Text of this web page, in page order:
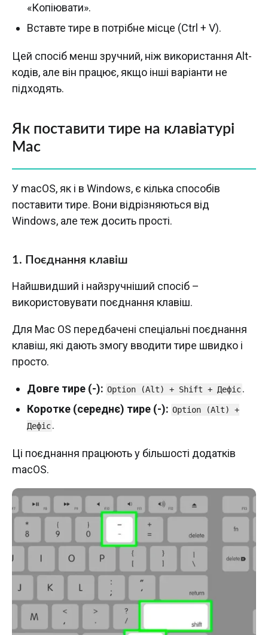
«Копіювати».
Вставте тире в потрібне місце (Ctrl + V).
Цей спосіб менш зручний, ніж використання Alt-
кодів, але він працює, якщо інші варіанти не
підходять.
Як поставити тире на клавіатурі
Mac
У macOS, як і в Windows, є кілька способів
поставити тире. Вони відрізняються від
Windows, але теж досить прості.
1. Поєднання клавіш
Найшвидший і найзручніший спосіб –
використовувати поєднання клавіш.
Для Mac OS передбачені спеціальні поєднання
клавіш, які дають змогу вводити тире швидко і
просто.
Довге тире (-): Option (Alt) + Shift + Дефіс.
Коротке (середнє) тире (-): Option (Alt) +
Дефіс.
Ці поєднання працюють у більшості додатків
macOS.